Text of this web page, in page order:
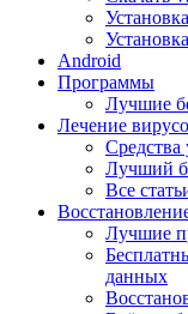
Android
Программы
Лучшие
Лечение
Средства
Лучший
Все
Лучшие
данных